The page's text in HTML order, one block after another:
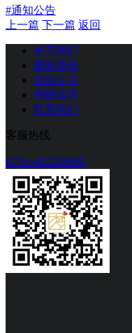
#通知公告
上一篇 下一篇 返回
关于我们
最新资讯
信息公开
捐赠信息
联系我们
客服热线
0755-82220069